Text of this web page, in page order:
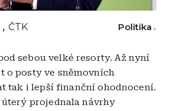
ČTK Politika
sebou velké resorty. Až nyní
o posty ve sněmovních
tak i lepší finanční ohodnocení.
projednala návrhy